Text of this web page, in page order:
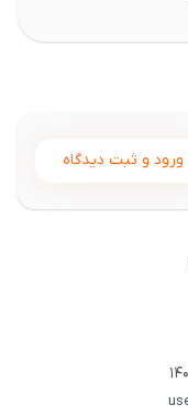
ورود و ثبت دیدگاه